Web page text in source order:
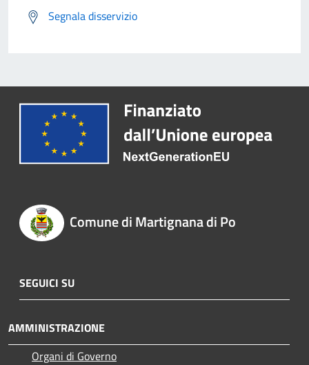
Segnala disservizio
Comune di Martignana di Po
SEGUICI SU
AMMINISTRAZIONE
Organi di Governo